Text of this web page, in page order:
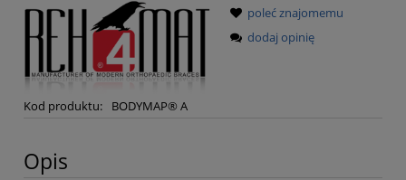
Kod produktu: BODYMAP® A
poleć znajomemu
dodaj opinię
Opis